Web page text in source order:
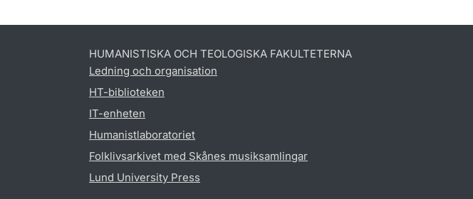
HUMANISTISKA OCH TEOLOGISKA FAKULTETERNA
Ledning och organisation
HT-biblioteken
IT-enheten
Humanistlaboratoriet
Folklivsarkivet med Skånes musiksamlingar
Lund University Press